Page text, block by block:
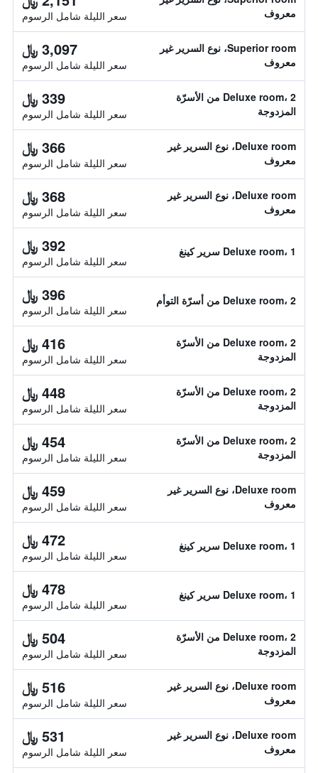
معروف
سعر الليلة شامل الرسوم
Superior room، نوع السرير غير
معروف
3,097 ﷼
سعر الليلة شامل الرسوم
Deluxe room، 2 من الأسرّة
المزدوجة
339 ﷼
سعر الليلة شامل الرسوم
Deluxe room، نوع السرير غير
معروف
366 ﷼
سعر الليلة شامل الرسوم
Deluxe room، نوع السرير غير
معروف
368 ﷼
سعر الليلة شامل الرسوم
Deluxe room، 1 سرير كينغ 392 ﷼
سعر الليلة شامل الرسوم
Deluxe room، 2 من أسرّة التوأم 396 ﷼
سعر الليلة شامل الرسوم
Deluxe room، 2 من الأسرّة
المزدوجة
416 ﷼
سعر الليلة شامل الرسوم
Deluxe room، 2 من الأسرّة
المزدوجة
448 ﷼
سعر الليلة شامل الرسوم
Deluxe room، 2 من الأسرّة
المزدوجة
454 ﷼
سعر الليلة شامل الرسوم
Deluxe room، نوع السرير غير
معروف
459 ﷼
سعر الليلة شامل الرسوم
Deluxe room، 1 سرير كينغ 472 ﷼
سعر الليلة شامل الرسوم
Deluxe room، 1 سرير كينغ 478 ﷼
سعر الليلة شامل الرسوم
Deluxe room، 2 من الأسرّة
المزدوجة
504 ﷼
سعر الليلة شامل الرسوم
Deluxe room، نوع السرير غير
معروف
516 ﷼
سعر الليلة شامل الرسوم
Deluxe room، نوع السرير غير
معروف
531 ﷼
سعر الليلة شامل الرسوم